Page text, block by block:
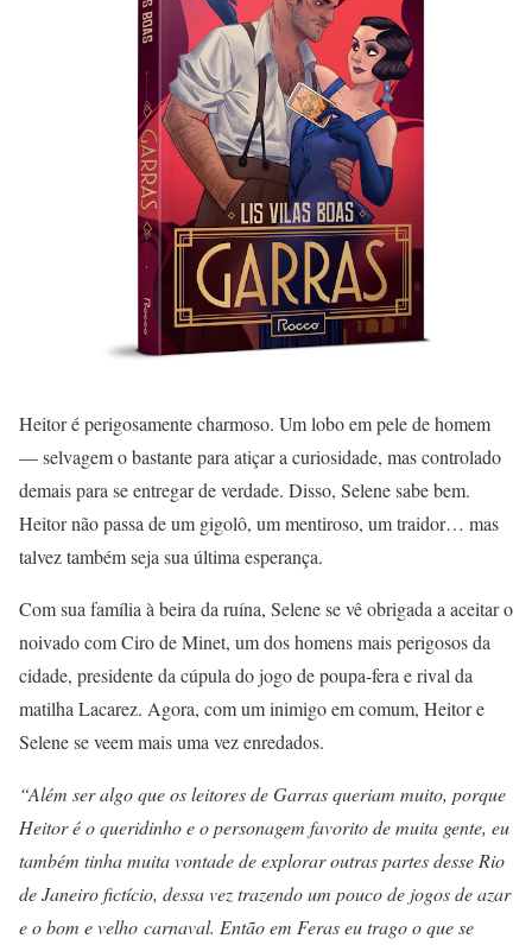
Heitor é perigosamente charmoso. Um lobo em pele de homem
— selvagem o bastante para atiçar a curiosidade, mas controlado
demais para se entregar de verdade. Disso, Selene sabe bem.
Heitor não passa de um gigolô, um mentiroso, um traidor… mas
talvez também seja sua última esperança.
Com sua família à beira da ruína, Selene se vê obrigada a aceitar o
noivado com Ciro de Minet, um dos homens mais perigosos da
cidade, presidente da cúpula do jogo de poupa-fera e rival da
matilha Lacarez. Agora, com um inimigo em comum, Heitor e
Selene se veem mais uma vez enredados.
“Além ser algo que os leitores de Garras queriam muito, porque
Heitor é o queridinho e o personagem favorito de muita gente, eu
também tinha muita vontade de explorar outras partes desse Rio
de Janeiro fictício, dessa vez trazendo um pouco de jogos de azar
e o bom e velho carnaval. Então em Feras eu trago o que se